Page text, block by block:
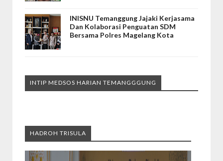
INISNU Temanggung Jajaki Kerjasama
Dan Kolaborasi Penguatan SDM
Bersama Polres Magelang Kota
INTIP MEDSOS HARIAN TEMANGGGUNG
HADROH TRISULA